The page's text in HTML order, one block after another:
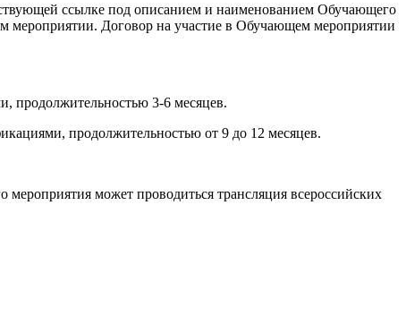
ссылке под описанием и наименованием Обучающего
мероприятии. Договор на участие в Обучающем мероприятии
продолжительностью 3-6 месяцев.
продолжительностью от 9 до 12 месяцев.
может проводиться трансляция всероссийских